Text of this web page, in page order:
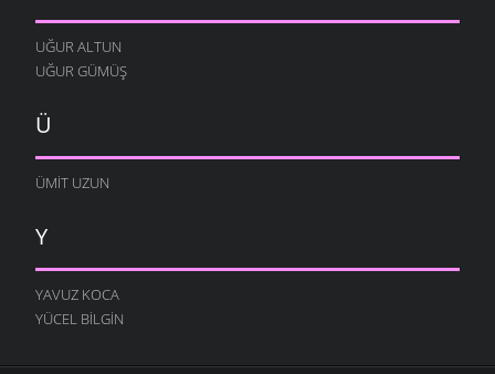
UĞUR ALTUN
UĞUR GÜMÜŞ
Ü
ÜMIT UZUN
Y
YAVUZ KOCA
YÜCEL BILGIN